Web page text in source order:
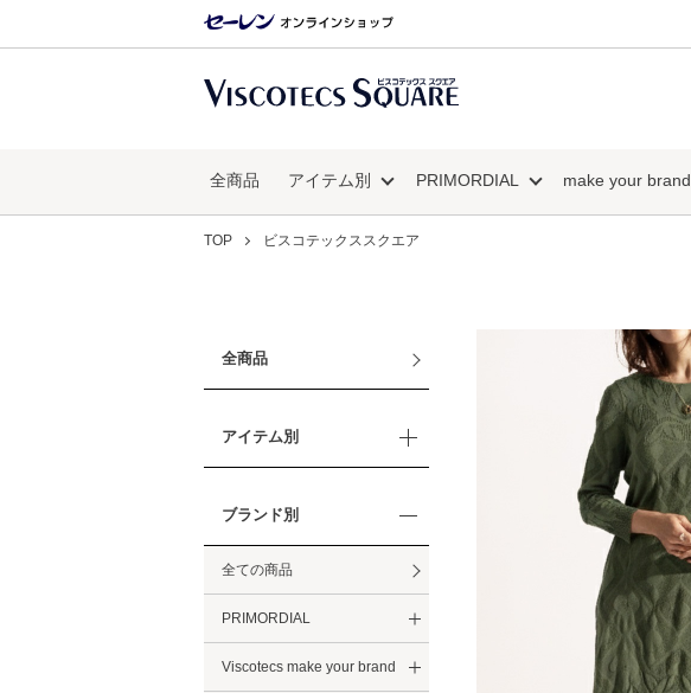
全商品 アイテム別 PRIMORDIAL make your brand
TOP ビスコテックススクエア
全商品
アイテム別
ブランド別
全ての商品
PRIMORDIAL
Viscotecs make your brand